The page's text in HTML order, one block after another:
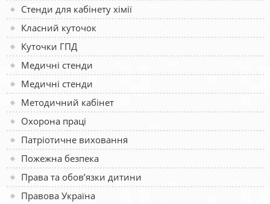
Стенди для кабінету хімії
Класний куточок
Куточки ГПД
Медичні стенди
Медичні стенди
Методичний кабінет
Охорона праці
Патріотичне виховання
Пожежна безпека
Права та обов’язки дитини
Правова Україна